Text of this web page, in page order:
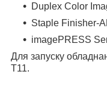
Duplex Color
Staple Finisher-
imagePRESS
Для запуску
T11.